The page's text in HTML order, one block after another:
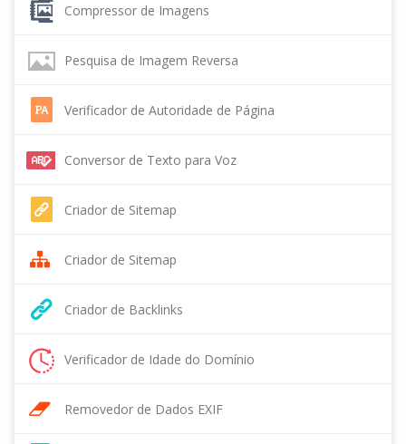
Compressor de Imagens
Pesquisa de Imagem Reversa
Verificador de Autoridade de Página
Conversor de Texto para Voz
Criador de Sitemap
Criador de Sitemap
Criador de Backlinks
Verificador de Idade do Domínio
Removedor de Dados EXIF